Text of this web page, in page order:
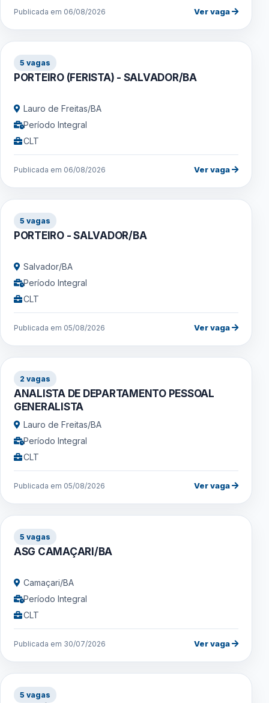
Publicada em 06/08/2026 Ver vaga
5 vagas
PORTEIRO (FERISTA) - SALVADOR/BA
Lauro de Freitas/BA
Período Integral
CLT
Publicada em 06/08/2026 Ver vaga
5 vagas
PORTEIRO - SALVADOR/BA
Salvador/BA
Período Integral
CLT
Publicada em 05/08/2026 Ver vaga
2 vagas
ANALISTA DE DEPARTAMENTO PESSOAL
GENERALISTA
Lauro de Freitas/BA
Período Integral
CLT
Publicada em 05/08/2026 Ver vaga
5 vagas
ASG CAMAÇARI/BA
Camaçari/BA
Período Integral
CLT
Publicada em 30/07/2026 Ver vaga
5 vagas